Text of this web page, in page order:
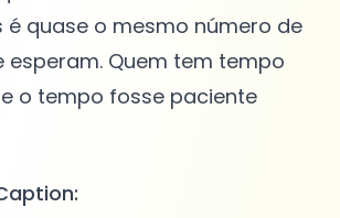
quase o mesmo número de
esperam. Quem tem tempo
o tempo fosse paciente